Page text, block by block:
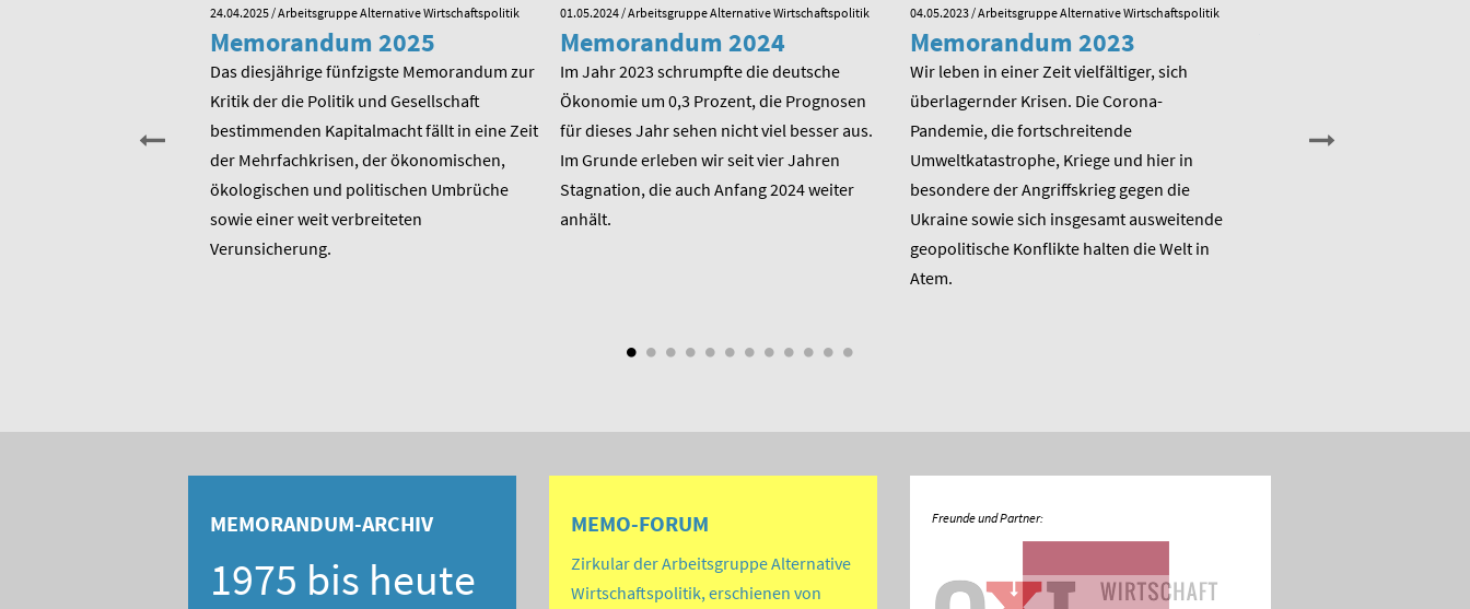
24.04.2025/ Arbeitsgruppe Alternative Wirtschaftspolitik
Memorandum 2025
Das diesjährige fünfzigste Memorandum zur
Kritik der die Politik und Gesellschaft
bestimmenden Kapitalmacht fällt in eine Zeit
der Mehrfachkrisen, der ökonomischen,
ökologischen und politischen Umbrüche
sowie einer weit verbreiteten
Verunsicherung.
01.05.2024/ Arbeitsgruppe Alternative Wirtschaftspolitik
Memorandum 2024
Im Jahr 2023 schrumpfte die deutsche
Ökonomie um 0,3 Prozent, die Prognosen
für dieses Jahr sehen nicht viel besser aus.
Im Grunde erleben wir seit vier Jahren
Stagnation, die auch Anfang 2024 weiter
anhält.
04.05.2023/ Arbeitsgruppe Alternative Wirtschaftspolitik
Memorandum 2023
Wir leben in einer Zeit vielfältiger, sich
überlagernder Krisen. Die Corona-
Pandemie, die fortschreitende
Umweltkatastrophe, Kriege und hier in
besondere der Angriffskrieg gegen die
Ukraine sowie sich insgesamt ausweitende
geopolitische Konflikte halten die Welt in
Atem.
die Arbeitsgruppe
MEMORANDUM-ARCHIV
1975 bis heute
MEMO-FORUM
Zirkular der Arbeitsgruppe Alternative
Wirtschaftspolitik, erschienen von